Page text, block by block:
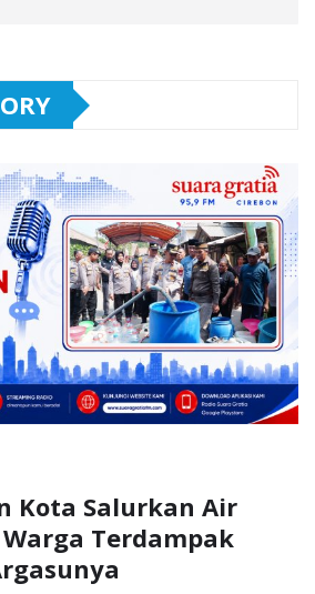
Kota Salurkan Air
Terdampak